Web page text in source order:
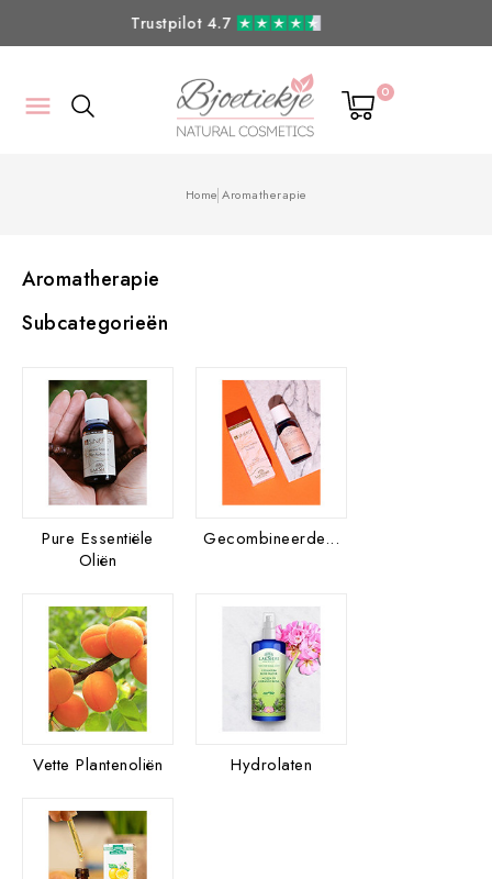
VerzendenNLgratisv.a. 100,- | BE
 0
Home Aromatherapie
Aromatherapie
Subcategorieën
Pure Essentiële
Oliën
Gecombineerde...
Vette Plantenoliën Hydrolaten